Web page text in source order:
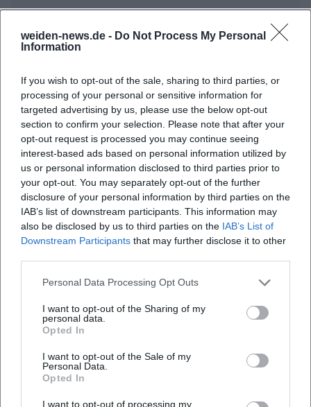
weiden-news.de - Do Not Process My Personal
Information
If you wish to opt-out of the sale, sharing to third parties, or
processing of your personal or sensitive information for
targeted advertising by us, please use the below opt-out
section to confirm your selection. Please note that after your
opt-out request is processed you may continue seeing
interest-based ads based on personal information utilized by
us or personal information disclosed to third parties prior to
your opt-out. You may separately opt-out of the further
disclosure of your personal information by third parties on the
IAB’s list of downstream participants. This information may
also be disclosed by us to third parties on the IAB’s List of
Downstream Participants that may further disclose it to other
Personal Data Processing Opt Outs
I want to opt-out of the Sharing of my
personal data.
Opted In
I want to opt-out of the Sale of my
Personal Data.
Opted In
I want to opt-out of processing my
Wann findet die Sommerserenade statt?
Wo ist der Veranstaltungsort?
Welche Musikstile werden gespielt?
Gibt es Eintrittskosten?
Was passiert bei schlechtem Wetter?